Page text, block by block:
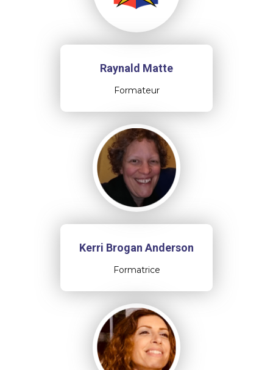
Raynald Matte
Formateur
Kerri Brogan Anderson
Formatrice